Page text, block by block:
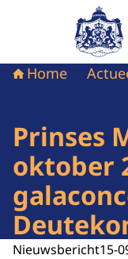
Naar
Home
Prinses
oktober
Nieuwsbericht15-